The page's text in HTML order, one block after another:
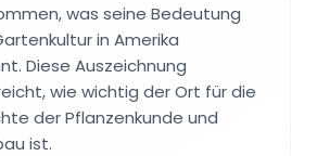
was seine Bedeutung
in Amerika
Diese Auszeichnung
wie wichtig der Ort für die
der Pflanzenkunde und
ist.